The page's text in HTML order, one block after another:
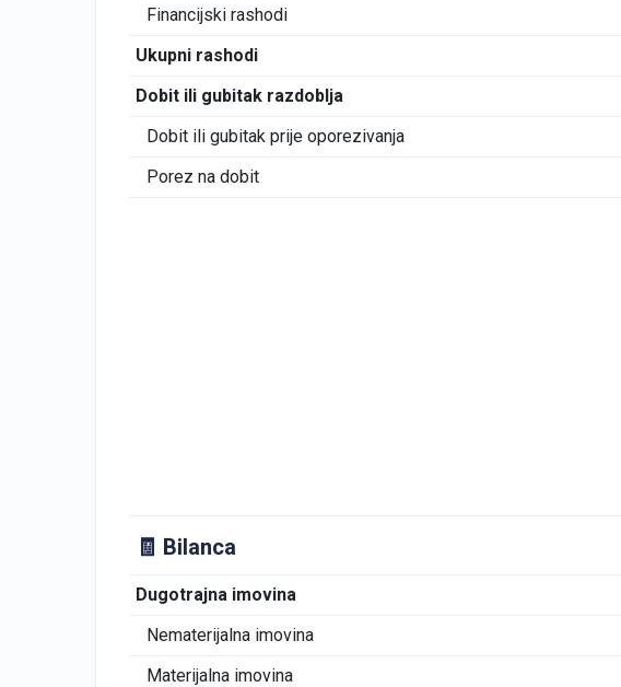
Financijski rashodi
Ukupni rashodi
Dobit ili gubitak razdoblja
Dobit ili gubitak prije oporezivanja
Porez na dobit
🧾 Bilanca
Dugotrajna imovina
Nematerijalna imovina
Materijalna imovina